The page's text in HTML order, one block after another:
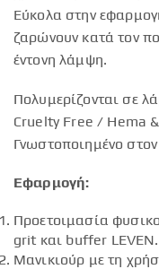
Εύκολα στην
ζαρώνουν κατά τον
έντονη λάμψη.
Πολυμερίζονται σε
Cruelty Free / Hema
Γνωστοποιημένο
Εφαρμογή:
Προετοιμασία
grit και buffer LEVEN.
Μανικιούρ με τη